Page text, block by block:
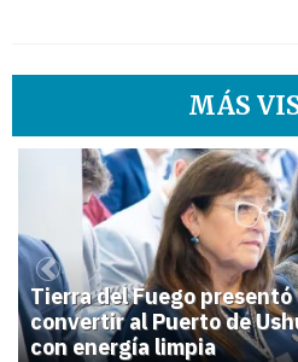
MÁS
1
Tierra del Fuego
convertir al Puerto de
con energía limpia
Previous